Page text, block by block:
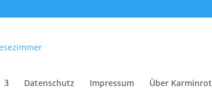
Datenschutz Impressum Über Karminrot